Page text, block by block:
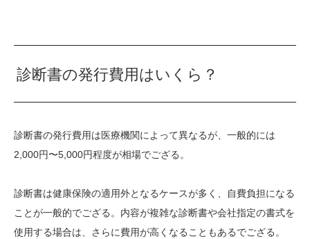
診断書の発行費用はいくら？
診断書の発行費用は医療機関によって異なるが、一般的には
2,000円〜5,000円程度が相場でござる。
診断書は健康保険の適用外となるケースが多く、自費負担になる
ことが一般的でござる。内容が複雑な診断書や会社指定の書式を
使用する場合は、さらに費用が高くなることもあるでござる。